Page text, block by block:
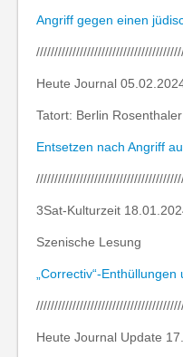
Angriff gegen einen
Heute Journal
Tatort: Berlin
Entsetzen nach Angriff
3Sat-Kulturzeit
Szenische Lesung
„Correctiv“-
Heute Journal Update